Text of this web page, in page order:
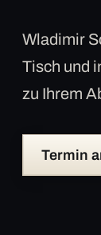
Wladimir
Tisch und
zu Ihrem
Termin